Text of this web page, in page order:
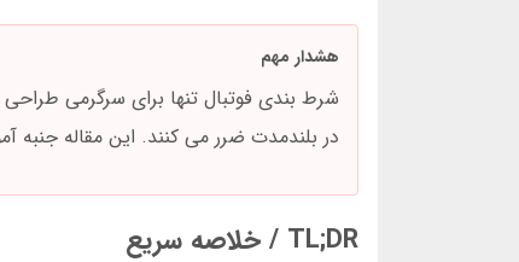
هشدار مهم
در بلندمدت ضرر می کنند. این مقاله
TL;DR / خلاصه سریع